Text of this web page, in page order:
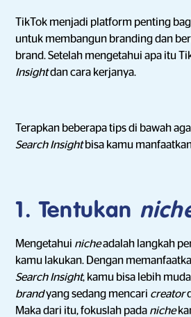
TikTok menjadi platform penting
untuk membangun branding dan
brand. Setelah mengetahui apa itu
Insightdan cara kerjanya.
Terapkan beberapa tips di bawah
Search Insightbisa kamu
1. Tentukan
Mengetahui nicheadalah langkah
kamu lakukan. Dengan
Search Insight, kamu bisa lebih
brandyang sedang mencari creator
Maka dari itu, fokuslah pada niche